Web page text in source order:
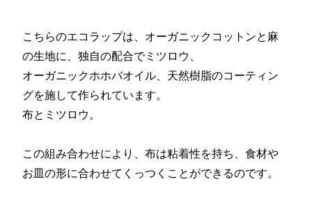
こちらのエコラップは、オーガニックコットンと麻
の生地に、独自の配合でミツロウ、
オーガニックホホバオイル、天然樹脂のコーティン
グを施して作られています。
布とミツロウ。
この組み合わせにより、布は粘着性を持ち、食材や
お皿の形に合わせてくっつくことができるのです。